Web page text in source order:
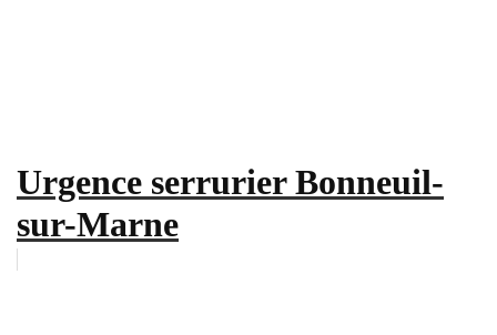
Urgence serrurier Bonneuil-
sur-Marne